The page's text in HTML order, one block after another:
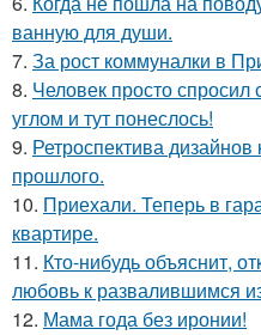
ванную для души.
7. За рост коммуналки в
8. Человек просто спросил
углом и тут понеслось!
9. Ретроспектива
прошлого.
10. Приехали. Теперь в
квартире.
11. Кто-нибудь объяснит,
любовь к развалившимся
12. Мама года без иронии!